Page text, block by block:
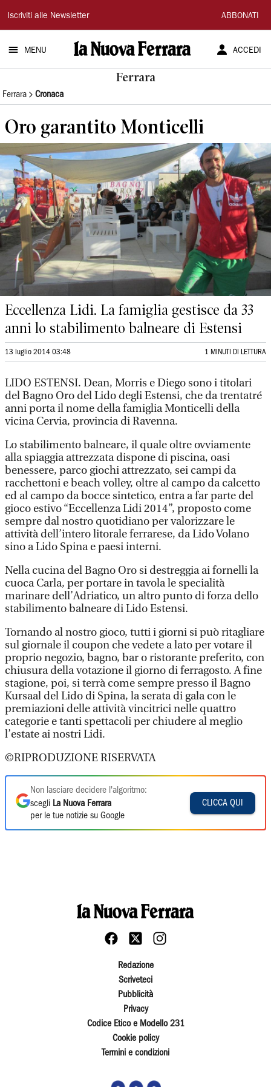
La
Nuova
Ferrara
Iscriviti alle Newsletter ABBONATI
MENU ACCEDI
Ferrara
Ferrara Cronaca
Oro garantito Monticelli
Eccellenza Lidi. La famiglia gestisce da 33
anni lo stabilimento balneare di Estensi
13 luglio 2014 03:48 1 MINUTI DI LETTURA
LIDO ESTENSI. Dean, Morris e Diego sono i titolari
del Bagno Oro del Lido degli Estensi, che da trentatré
anni porta il nome della famiglia Monticelli della
vicina Cervia, provincia di Ravenna.
Lo stabilimento balneare, il quale oltre ovviamente
alla spiaggia attrezzata dispone di piscina, oasi
benessere, parco giochi attrezzato, sei campi da
racchettoni e beach volley, oltre al campo da calcetto
ed al campo da bocce sintetico, entra a far parte del
gioco estivo “Eccellenza Lidi 2014”, proposto come
sempre dal nostro quotidiano per valorizzare le
attività dell’intero litorale ferrarese, da Lido Volano
sino a Lido Spina e paesi interni.
Nella cucina del Bagno Oro si destreggia ai fornelli la
cuoca Carla, per portare in tavola le specialità
marinare dell’Adriatico, un altro punto di forza dello
stabilimento balneare di Lido Estensi.
Tornando al nostro gioco, tutti i giorni si può ritagliare
sul giornale il coupon che vedete a lato per votare il
proprio negozio, bagno, bar o ristorante preferito, con
chiusura della votazione il giorno di ferragosto. A fine
stagione, poi, si terrà come sempre presso il Bagno
Kursaal del Lido di Spina, la serata di gala con le
premiazioni delle attività vincitrici nelle quattro
categorie e tanti spettacoli per chiudere al meglio
l’estate ai nostri Lidi.
©RIPRODUZIONE RISERVATA
Non lasciare decidere l'algoritmo:
scegli La Nuova Ferrara
per le tue notizie su Google
CLICCA QUI
Redazione
Scriveteci
Pubblicità
Privacy
Codice Etico e Modello 231
Cookie policy
Termini e condizioni